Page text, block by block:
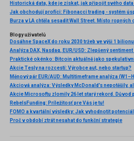
Blogy uživatelů
Dosáhne SpaceX do roku 2030 tržeb ve výši 1
Akcie Tesly na rozcestí: Výrobce aut, nebo startup?
Měnový pár EUR/AUD: Multitimeframe analýza
RebelsFunding: Príležitosť pre Vás je tu!
FOMO a kvartální výsledky: Jak vyhodnotit
Proč v období ztrát nesahat do funkční strategie